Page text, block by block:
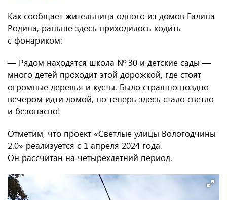
Как сообщает жительница одного из домов Галина
Родина, раньше здесь приходилось ходить
с фонариком:
— Рядом находятся школа № 30 и детские сады —
много детей проходит этой дорожкой, где стоят
огромные деревья и кусты. Было страшно поздно
вечером идти домой, но теперь здесь стало светло
и безопасно!
Отметим, что проект «Светлые улицы Вологодчины
2.0» реализуется с 1 апреля 2024 года.
Он рассчитан на четырехлетний период.